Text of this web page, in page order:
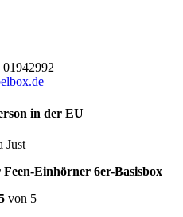
in der EU
Just
Feen-Einhörner 6er-Basisbox
von 5